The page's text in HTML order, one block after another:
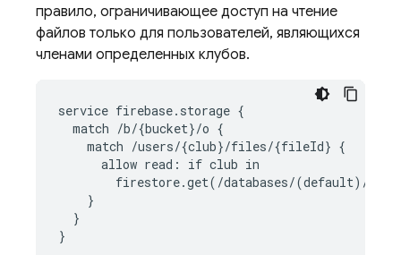
правило, ограничивающее доступ на чтение
файлов только для пользователей, являющихся
членами определенных клубов.
service firebase.storage {
  match /b/{bucket}/o {
    match /users/{club}/files/{fileId} {
      allow read: if club in
firestore.get(/databases/(default)/
    }
  }
}